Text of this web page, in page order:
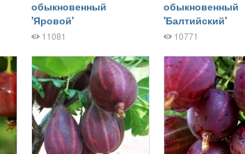
обыкновенный
'Яровой'
11081
обыкновенный
'Балтийский'
10771